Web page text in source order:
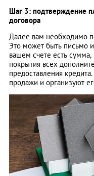
Шаг 3: подтверждение
договора
Далее вам необходимо
Это может быть письмо
вашем счете есть
покрытия всех
предоставления
продажи и организуют